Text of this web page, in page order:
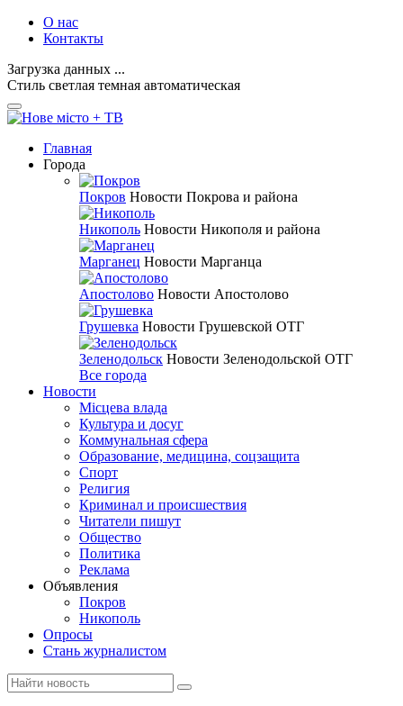
О нас
Контакты
Загрузка данных ...
Стиль светлая темная автоматическая
Главная
Города
Покров Новости Покрова и района
Никополь Новости Никополя и района
Марганец Новости Марганца
Апостолово Новости Апостолово
Грушевка Новости Грушевской ОТГ
Зеленодольск Новости Зеленодольской ОТГ
Все города
Новости
Місцева влада
Культура и досуг
Коммунальная сфера
Образование, медицина, соцзащита
Спорт
Религия
Криминал и происшествия
Читатели пишут
Общество
Политика
Реклама
Объявления
Покров
Никополь
Опросы
Стань журналистом